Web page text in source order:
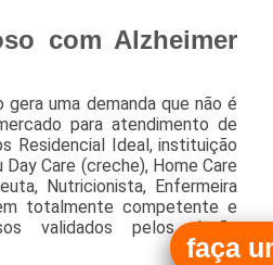
com Alzheimer
uma demanda que não é
para atendimento de
Residencial Ideal, instituição
Care (creche), Home Care
Nutricionista, Enfermeira
totalmente competente e
validados pelos órgão
faça